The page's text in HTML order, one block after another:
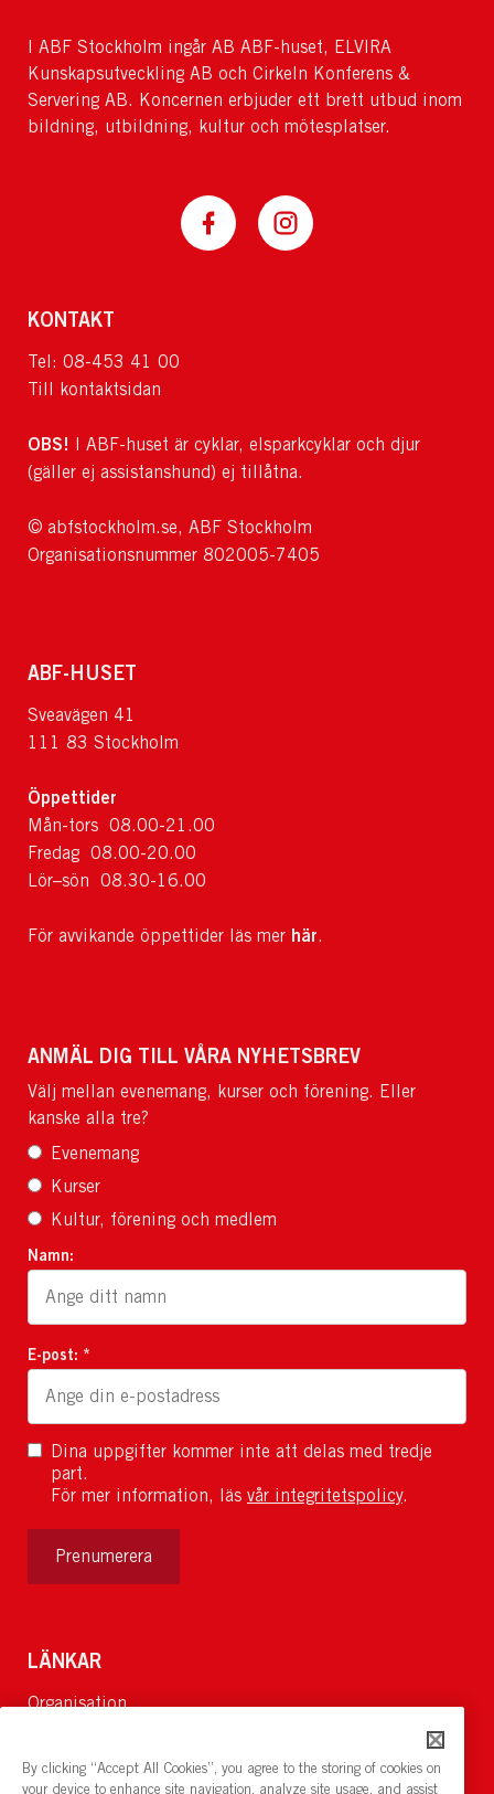
I ABF Stockholm ingår AB ABF-huset, ELVIRA
Kunskapsutveckling AB och Cirkeln Konferens &
Servering AB. Koncernen erbjuder ett brett utbud inom
bildning, utbildning, kultur och mötesplatser.
KONTAKT
Tel: 08-453 41 00
Till kontaktsidan
OBS! I ABF-huset är cyklar, elsparkcyklar och djur
(gäller ej assistanshund) ej tillåtna.
© abfstockholm.se, ABF Stockholm
Organisationsnummer 802005-7405
ABF-HUSET
Sveavägen 41
111 83 Stockholm
Öppettider
Mån-tors 08.00-21.00
Fredag 08.00-20.00
Lör–sön 08.30-16.00
För avvikande öppettider läs mer här.
ANMÄL DIG TILL VÅRA NYHETSBREV
Välj mellan evenemang, kurser och förening. Eller
kanske alla tre?
Evenemang
Kurser
Kultur, förening och medlem
Namn:
E-post: *
Dina uppgifter kommer inte att delas med tredje
part.
För mer information, läs vår integritetspolicy.
Prenumerera
LÄNKAR
Organisation
Lediga jobb
Nyheter och pressrum
By clicking “Accept All Cookies”, you agree to the storing of cookies on
your device to enhance site navigation, analyze site usage, and assist